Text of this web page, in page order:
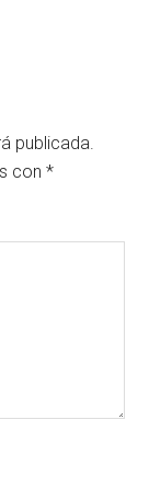
publicada.
con*